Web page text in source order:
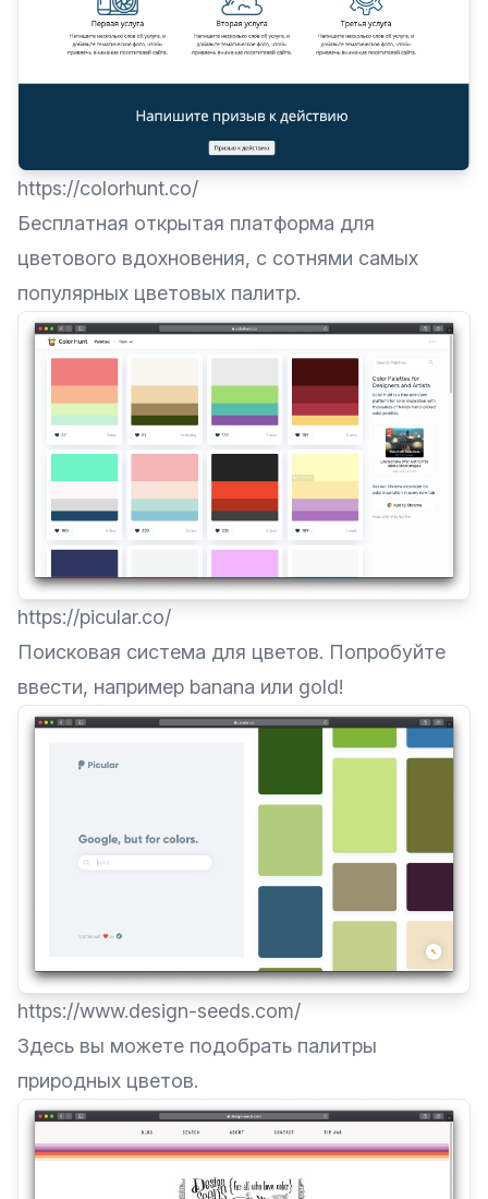
https://colorhunt.co/
Бесплатная открытая платформа для
цветового вдохновения, с сотнями самых
популярных цветовых палитр.
https://picular.co/
Поисковая система для цветов. Попробуйте
ввести, например banana или gold!
https://www.design-seeds.com/
Здесь вы можете подобрать палитры
природных цветов.